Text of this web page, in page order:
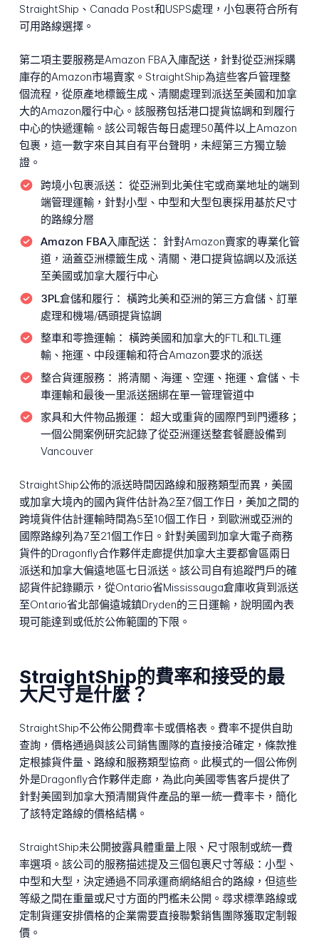
StraightShip、Canada Post和USPS處理，小包裹符合所有
可用路線選擇。
第二項主要服務是Amazon FBA入庫配送，針對從亞洲採購
庫存的Amazon市場賣家。StraightShip為這些客戶管理整
個流程，從原產地標籤生成、清關處理到派送至美國和加拿
大的Amazon履行中心。該服務包括港口提貨協調和到履行
中心的快遞運輸。該公司報告每日處理50萬件以上Amazon
包裹，這一數字來自其自有平台聲明，未經第三方獨立驗
證。
跨境小包裹派送： 從亞洲到北美住宅或商業地址的端到
端管理運輸，針對小型、中型和大型包裹採用基於尺寸
的路線分層
Amazon FBA入庫配送： 針對Amazon賣家的專業化管
道，涵蓋亞洲標籤生成、清關、港口提貨協調以及派送
至美國或加拿大履行中心
3PL倉儲和履行： 橫跨北美和亞洲的第三方倉儲、訂單
處理和機場/碼頭提貨協調
整車和零擔運輸： 橫跨美國和加拿大的FTL和LTL運
輸、拖運、中段運輸和符合Amazon要求的派送
整合貨運服務： 將清關、海運、空運、拖運、倉儲、卡
車運輸和最後一里派送捆綁在單一管理管道中
家具和大件物品搬運： 超大或重貨的國際門到門遷移；
一個公開案例研究記錄了從亞洲運送整套餐廳設備到
Vancouver
StraightShip公佈的派送時間因路線和服務類型而異，美國
或加拿大境內的國內貨件估計為2至7個工作日，美加之間的
跨境貨件估計運輸時間為5至10個工作日，到歐洲或亞洲的
國際路線列為7至21個工作日。針對美國到加拿大電子商務
貨件的Dragonfly合作夥伴走廊提供加拿大主要都會區兩日
派送和加拿大偏遠地區七日派送。該公司自有追蹤門戶的確
認貨件記錄顯示，從Ontario省Mississauga倉庫收貨到派送
至Ontario省北部偏遠城鎮Dryden的三日運輸，說明國內表
現可能達到或低於公佈範圍的下限。
StraightShip的費率和接受的最
大尺寸是什麼？
StraightShip不公佈公開費率卡或價格表。費率不提供自助
查詢，價格通過與該公司銷售團隊的直接接洽確定，條款推
定根據貨件量、路線和服務類型協商。此模式的一個公佈例
外是Dragonfly合作夥伴走廊，為此向美國零售客戶提供了
針對美國到加拿大預清關貨件產品的單一統一費率卡，簡化
了該特定路線的價格結構。
StraightShip未公開披露具體重量上限、尺寸限制或統一費
率選項。該公司的服務描述提及三個包裹尺寸等級：小型、
中型和大型，決定通過不同承運商網絡組合的路線，但這些
等級之間在重量或尺寸方面的門檻未公開。尋求標準路線或
定制貨運安排價格的企業需要直接聯繫銷售團隊獲取定制報
價。